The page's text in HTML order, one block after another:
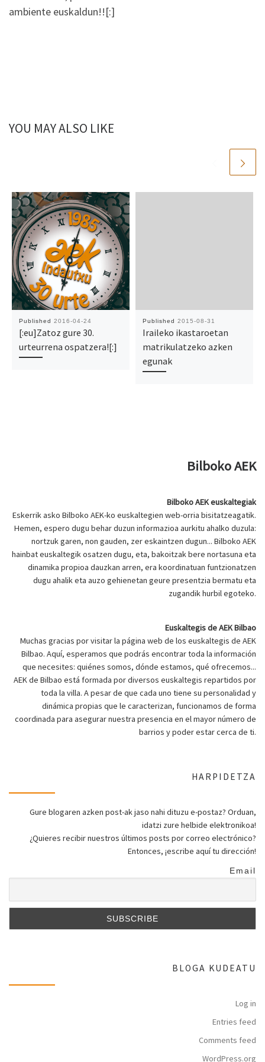
ambiente euskaldun!![:]
YOU MAY ALSO LIKE
Published 2016-04-24
[:eu]Zatoz gure 30.
urteurrena ospatzera![:]
Published 2015-08-31
Iraileko ikastaroetan
matrikulatzeko azken
egunak
Bilboko AEK
Bilboko AEK euskaltegiak
Eskerrik asko Bilboko AEK-ko euskaltegien web-orria bisitatzeagatik.
Hemen, espero dugu behar duzun informazioa aurkitu ahalko duzula:
nortzuk garen, non gauden, zer eskaintzen dugun... Bilboko AEK
hainbat euskaltegik osatzen dugu, eta, bakoitzak bere nortasuna eta
dinamika propioa dauzkan arren, era koordinatuan funtzionatzen
dugu ahalik eta auzo gehienetan geure presentzia bermatu eta
zugandik hurbil egoteko.
Euskaltegis de AEK Bilbao
Muchas gracias por visitar la página web de los euskaltegis de AEK
Bilbao. Aquí, esperamos que podrás encontrar toda la información
que necesites: quiénes somos, dónde estamos, qué ofrecemos...
AEK de Bilbao está formada por diversos euskaltegis repartidos por
toda la villa. A pesar de que cada uno tiene su personalidad y
dinámica propias que le caracterizan, funcionamos de forma
coordinada para asegurar nuestra presencia en el mayor número de
barrios y poder estar cerca de ti.
HARPIDETZA
Gure blogaren azken post-ak jaso nahi dituzu e-postaz? Orduan,
idatzi zure helbide elektronikoa!
¿Quieres recibir nuestros últimos posts por correo electrónico?
Entonces, ¡escribe aquí tu dirección!
Email
BLOGA KUDEATU
Log in
Entries feed
Comments feed
WordPress.org